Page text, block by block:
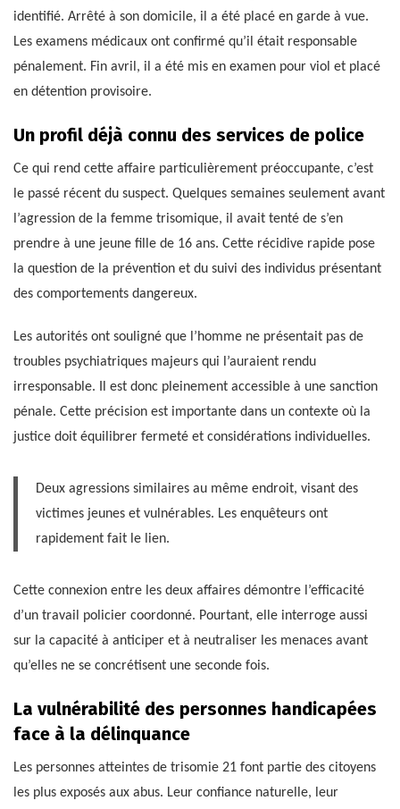
identifié. Arrêté à son domicile, il a été placé en garde à vue.
Les examens médicaux ont confirmé qu’il était responsable
pénalement. Fin avril, il a été mis en examen pour viol et placé
en détention provisoire.
Un profil déjà connu des services de police
Ce qui rend cette affaire particulièrement préoccupante, c’est
le passé récent du suspect. Quelques semaines seulement avant
l’agression de la femme trisomique, il avait tenté de s’en
prendre à une jeune fille de 16 ans. Cette récidive rapide pose
la question de la prévention et du suivi des individus présentant
des comportements dangereux.
Les autorités ont souligné que l’homme ne présentait pas de
troubles psychiatriques majeurs qui l’auraient rendu
irresponsable. Il est donc pleinement accessible à une sanction
pénale. Cette précision est importante dans un contexte où la
justice doit équilibrer fermeté et considérations individuelles.
Deux agressions similaires au même endroit, visant des
victimes jeunes et vulnérables. Les enquêteurs ont
rapidement fait le lien.
Cette connexion entre les deux affaires démontre l’efficacité
d’un travail policier coordonné. Pourtant, elle interroge aussi
sur la capacité à anticiper et à neutraliser les menaces avant
qu’elles ne se concrétisent une seconde fois.
La vulnérabilité des personnes handicapées
face à la délinquance
Les personnes atteintes de trisomie 21 font partie des citoyens
les plus exposés aux abus. Leur confiance naturelle, leur